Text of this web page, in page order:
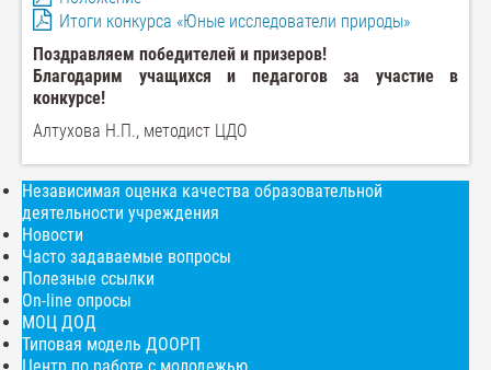
Итоги конкурса «Юные исследователи природы»
Поздравляем победителей и призеров!
Благодарим учащихся и педагогов за участие в
конкурсе!
Алтухова Н.П., методист ЦДО
Независимая оценка качества образовательной
деятельности учреждения
Новости
Часто задаваемые вопросы
Полезные ссылки
On-line опросы
МОЦ ДОД
Типовая модель ДООРП